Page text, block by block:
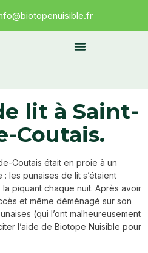
lit à Saint-
Coutais.
Coutais était en proie à un
les punaises de lit s’étaient
piquant chaque nuit. Après avoir
et même déménagé sur son
(qui l’ont malheureusement
l’aide de Biotope Nuisible pour